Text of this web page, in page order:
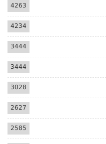
4263
4234
3444
3444
3028
2627
2585